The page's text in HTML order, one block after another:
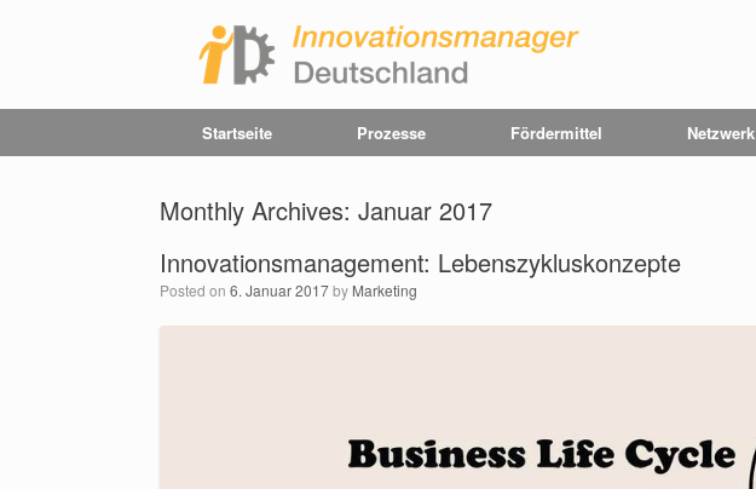
Startseite Prozesse Fördermittel Netzwerk
Monthly Archives: Januar 2017
Innovationsmanagement: Lebenszykluskonzepte
Posted on 6. Januar 2017by Marketing